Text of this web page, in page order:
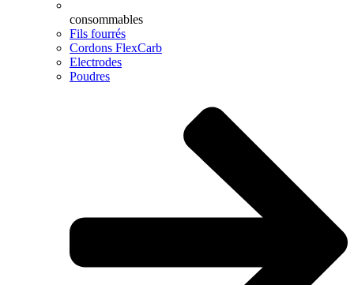
consommables
Fils fourrés
Cordons FlexCarb
Electrodes
Poudres